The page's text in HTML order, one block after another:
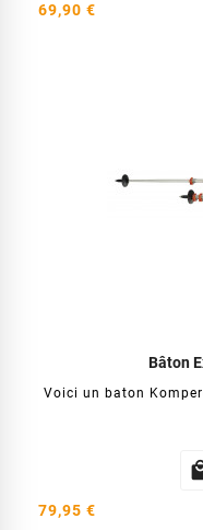
69,90 €
Bâton
Voici un baton
79,95 €